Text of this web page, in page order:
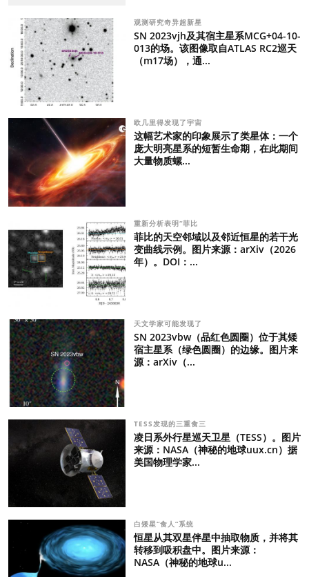
观测研究奇异超新星
SN 2023vjh及其宿主星系MCG+04-10-
013的场。该图像取自ATLAS RC2巡天
（m17场），通...
欧几里得发现了宇宙
这幅艺术家的印象展示了类星体：一个
庞大明亮星系的短暂生命期，在此期间
大量物质螺...
重新分析表明“菲比
菲比的天空邻域以及邻近恒星的若干光
变曲线示例。图片来源：arXiv（2026
年）。DOI：...
天文学家可能发现了
SN 2023vbw（品红色圆圈）位于其矮
宿主星系（绿色圆圈）的边缘。图片来
源：arXiv（...
TESS发现的三重食三
凌日系外行星巡天卫星（TESS）。图片
来源：NASA（神秘的地球uux.cn）据
美国物理学家...
白矮星“食人”系统
恒星从其双星伴星中抽取物质，并将其
转移到吸积盘中。图片来源：
NASA（神秘的地球u...